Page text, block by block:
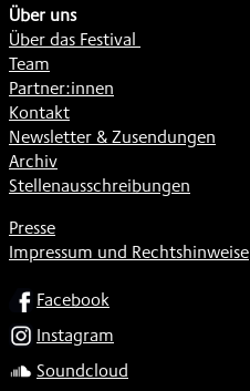
Über uns
Über das Festival
Team
Partner:innen
Kontakt
Newsletter & Zusendungen
Archiv
Stellenausschreibungen
Presse
Impressum und Rechtshinweise
SOCIALFacebook
Instagram
Soundcloud